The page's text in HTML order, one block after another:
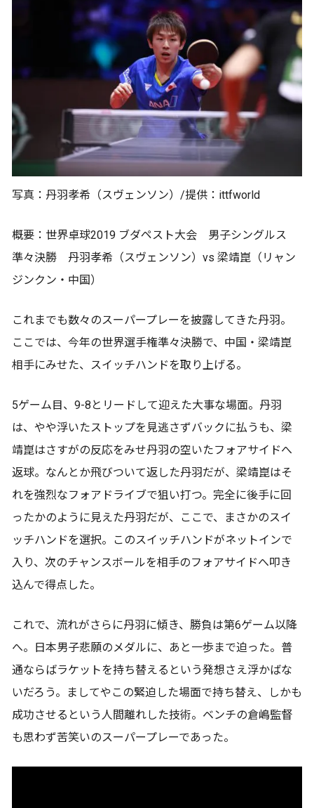
写真：丹羽孝希（スヴェンソン）/提供：ittfworld
概要：世界卓球2019 ブダペスト大会 男子シングルス
準々決勝 丹羽孝希（スヴェンソン）vs 梁靖崑（リャン
ジンクン・中国）
これまでも数々のスーパープレーを披露してきた丹羽。
ここでは、今年の世界選手権準々決勝で、中国・梁靖崑
相手にみせた、スイッチハンドを取り上げる。
5ゲーム目、9-8とリードして迎えた大事な場面。丹羽
は、やや浮いたストップを見逃さずバックに払うも、梁
靖崑はさすがの反応をみせ丹羽の空いたフォアサイドへ
返球。なんとか飛びついて返した丹羽だが、梁靖崑はそ
れを強烈なフォアドライブで狙い打つ。完全に後手に回
ったかのように見えた丹羽だが、ここで、まさかのスイ
ッチハンドを選択。このスイッチハンドがネットインで
入り、次のチャンスボールを相手のフォアサイドへ叩き
込んで得点した。
これで、流れがさらに丹羽に傾き、勝負は第6ゲーム以降
へ。日本男子悲願のメダルに、あと一歩まで迫った。普
通ならばラケットを持ち替えるという発想さえ浮かばな
いだろう。ましてやこの緊迫した場面で持ち替え、しかも
成功させるという人間離れした技術。ベンチの倉嶋監督
も思わず苦笑いのスーパープレーであった。